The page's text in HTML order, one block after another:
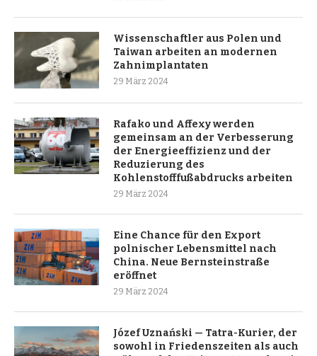
Wissenschaftler aus Polen und
Taiwan arbeiten an modernen
Zahnimplantaten
29 März 2024
Rafako und Affexy werden
gemeinsam an der Verbesserung
der Energieeffizienz und der
Reduzierung des
Kohlenstofffußabdrucks arbeiten
29 März 2024
Eine Chance für den Export
polnischer Lebensmittel nach
China. Neue Bernsteinstraße
eröffnet
29 März 2024
Józef Uznański — Tatra-Kurier, der
sowohl in Friedenszeiten als auch